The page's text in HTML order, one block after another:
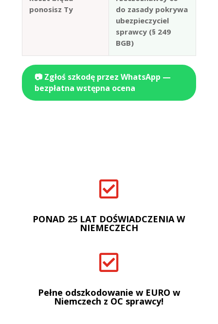
ponosisz Ty
do zasady pokrywa
ubezpieczyciel
sprawcy (§ 249
BGB)
📷 Zgłoś szkodę przez WhatsApp —
bezpłatna wstępna ocena

PONAD 25 LAT DOŚWIADCZENIA W
NIEMECZECH

Pełne odszkodowanie w EURO w
Niemczech z OC sprawcy!